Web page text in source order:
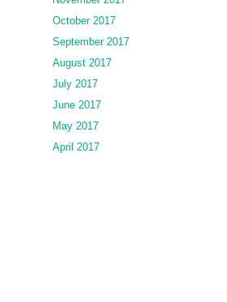
October 2017
September 2017
August 2017
July 2017
June 2017
May 2017
April 2017